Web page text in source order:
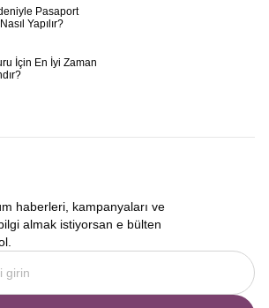
Pasaport
Yapılır?
İçin En İyi Zaman
haberleri, kampanyaları ve
almak istiyorsan e bülten